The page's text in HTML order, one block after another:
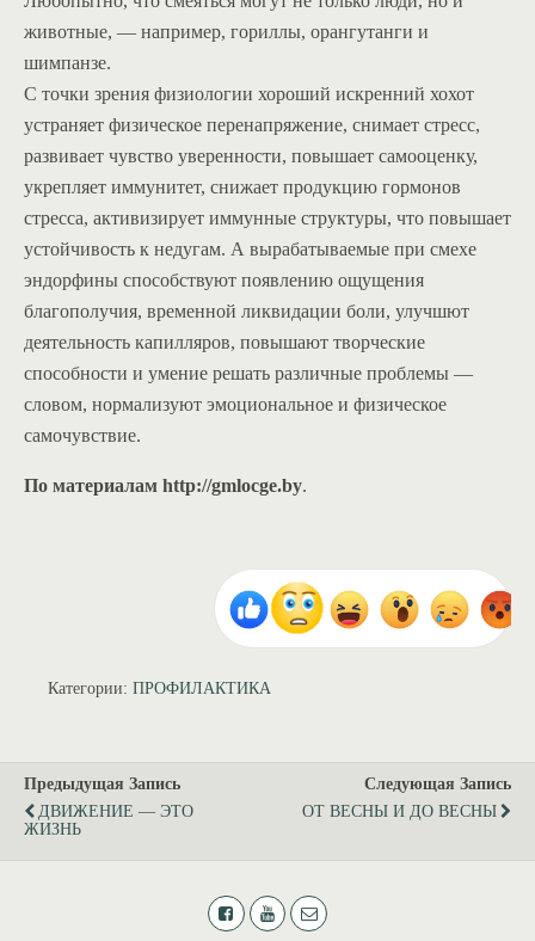
животные, — например, гориллы, орангутанги и
шимпанзе.
С точки зрения физиологии хороший искренний хохот
устраняет физическое перенапряжение, снимает стресс,
развивает чувство уверенности, повышает самооценку,
укрепляет иммунитет, снижает продукцию гормонов
стресса, активизирует иммунные структуры, что повышает
устойчивость к недугам. А вырабатываемые при смехе
эндорфины способствуют появлению ощущения
благополучия, временной ликвидации боли, улучшют
деятельность капилляров, повышают творческие
способности и умение решать различные проблемы —
словом, нормализуют эмоциональное и физическое
самочувствие.
По материалам http://gmlocge.by.
Категории: ПРОФИЛАКТИКА
Предыдущая Запись
ДВИЖЕНИЕ — ЭТО
ЖИЗНЬ
Следующая Запись
ОТ ВЕСНЫ И ДО ВЕСНЫ